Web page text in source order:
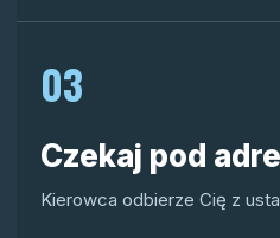
03
Czekaj pod
Kierowca odbierze Cię z